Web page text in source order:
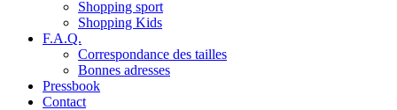
Shopping sport
Shopping Kids
F.A.Q.
Correspondance des tailles
Bonnes adresses
Pressbook
Contact